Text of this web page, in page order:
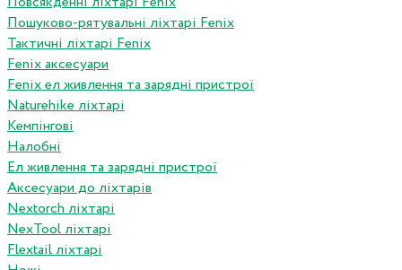
Пошуково-рятувальні ліхтарі Fenix
Тактичні ліхтарі Fenix
Fenix аксесуари
Fenix ел живлення та зарядні пристрої
Naturehike ліхтарі
Кемпінгові
Налобні
Ел живлення та зарядні пристрої
Аксесуари до ліхтарів
Nextorch ліхтарі
NexTool ліхтарі
Flextail ліхтарі